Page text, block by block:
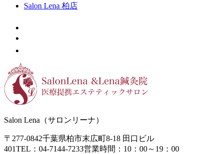
Salon Lena 柏店
Salon Lena（サロンリーナ）
〒277-0842千葉県柏市末広町8-18 田口ビル
401TEL：04-7144-7233営業時間：10：00～19：00